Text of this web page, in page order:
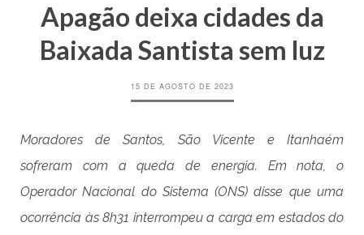
Apagão deixa cidades da
Baixada Santista sem luz
15 DE AGOSTO DE 2023
Moradores de Santos, São Vicente e Itanhaém
sofreram com a queda de energia. Em nota, o
Operador Nacional do Sistema (ONS) disse que uma
ocorrência às 8h31 interrompeu a carga em estados do